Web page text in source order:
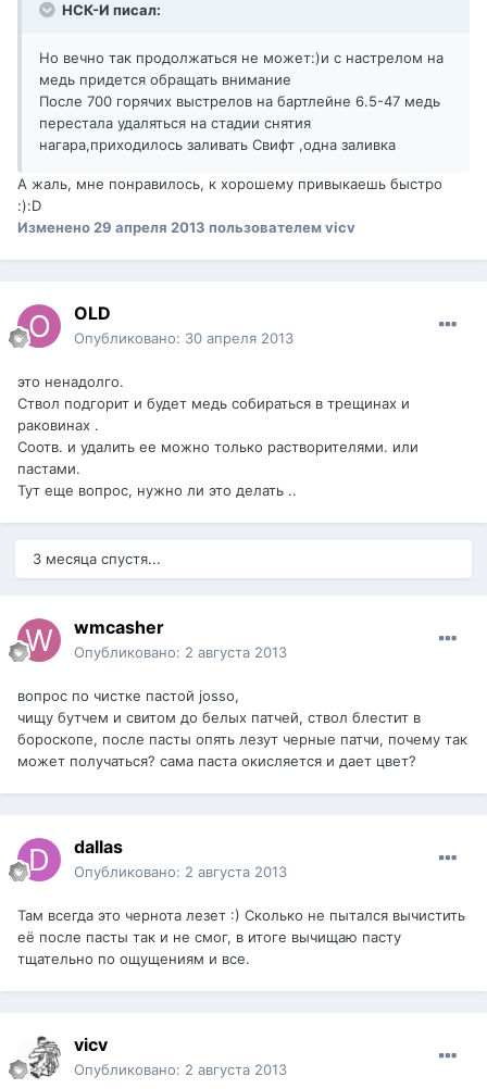
НСК-И писал:
Но вечно так продолжаться не может:)и с настрелом на
медь придется обращать внимание
После 700 горячих выстрелов на бартлейне 6.5-47 медь
перестала удаляться на стадии снятия
нагара,приходилось заливать Свифт ,одна заливка
А жаль, мне понравилось, к хорошему привыкаешь быстро
:):D
Изменено29 апреля 2013 пользователем vicv
OLD
Опубликовано: 30 апреля 2013
это ненадолго.
Ствол подгорит и будет медь собираться в трещинах и
раковинах .
Соотв. и удалить ее можно только растворителями. или
пастами.
Тут еще вопрос, нужно ли это делать ..
3 месяца спустя...
wmcasher
Опубликовано: 2 августа 2013
вопрос по чистке пастой josso,
чищу бутчем и свитом до белых патчей, ствол блестит в
бороскопе, после пасты опять лезут черные патчи, почему так
может получаться? сама паста окисляется и дает цвет?
dаllаs
Опубликовано: 2 августа 2013
Там всегда это чернота лезет :) Сколько не пытался вычистить
её после пасты так и не смог, в итоге вычищаю пасту
тщательно по ощущениям и все.
vicv
Опубликовано: 2 августа 2013